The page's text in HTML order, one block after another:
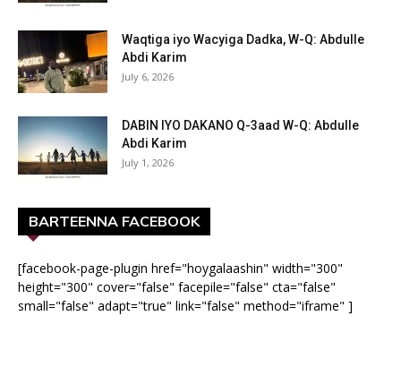
Waqtiga iyo Wacyiga Dadka, W-Q: Abdulle
Abdi Karim
July 6, 2026
DABIN IYO DAKANO Q-3aad W-Q: Abdulle
Abdi Karim
July 1, 2026
BARTEENNA FACEBOOK
[facebook-page-plugin href="hoygalaashin" width="300"
height="300" cover="false" facepile="false" cta="false"
small="false" adapt="true" link="false" method="iframe" ]